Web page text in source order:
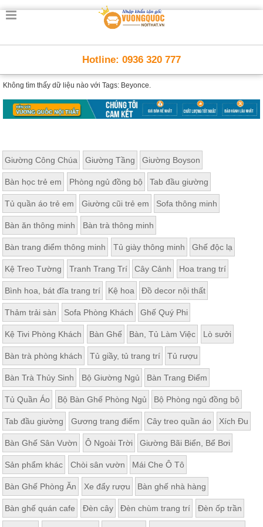
Hotline: 0936 320 777
Không tìm thấy dữ liệu nào với Tags: Beyonce.
Giường Công Chúa Giường Tầng Giường Boyson
Bàn học trẻ em Phòng ngủ đồng bộ Tab đầu giường
Tủ quần áo trẻ em Giường cũi trẻ em Sofa thông minh
Bàn ăn thông minh Bàn trà thông minh
Bàn trang điểm thông minh Tủ giày thông minh Ghế độc lạ
Kệ Treo Tường Tranh Trang Trí Cây Cảnh Hoa trang trí
Bình hoa, bát đĩa trang trí Kệ hoa Đồ decor nội thất
Thảm trải sàn Sofa Phòng Khách Ghế Quý Phi
Kệ Tivi Phòng Khách Bàn Ghế Bàn, Tủ Làm Việc Lò sưởi
Bàn trà phòng khách Tủ giầy, tủ trang trí Tủ rượu
Bàn Trà Thủy Sinh Bộ Giường Ngủ Bàn Trang Điểm
Tủ Quần Áo Bộ Bàn Ghế Phòng Ngủ Bộ Phòng ngủ đồng bộ
Tab đầu giường Gương trang điểm Cây treo quần áo Xích Đu
Bàn Ghế Sân Vườn Ô Ngoài Trời Giường Bãi Biển, Bể Bơi
Sản phẩm khác Chòi sân vườn Mái Che Ô Tô
Bàn Ghế Phòng Ăn Xe đẩy rượu Bàn ghế nhà hàng
Bàn ghế quán cafe Đèn cây Đèn chùm trang trí Đèn ốp trần